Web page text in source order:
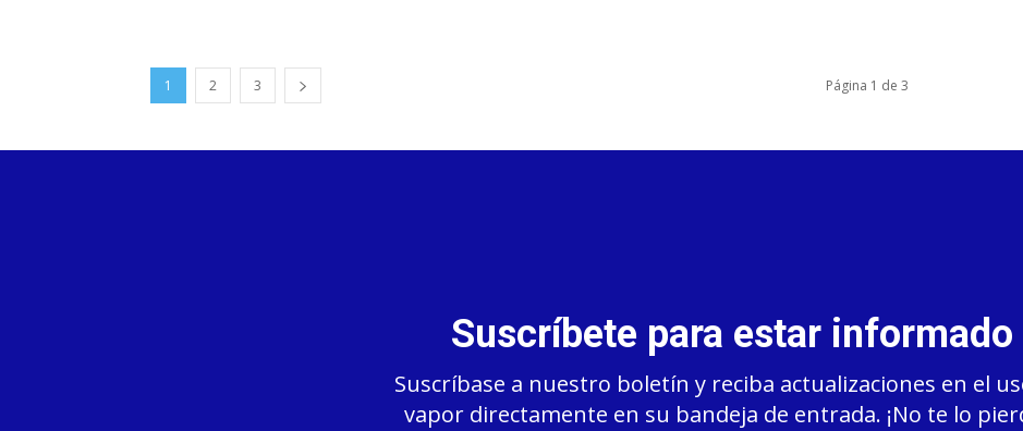
1 2 3 Página 1 de 3
Suscríbete para estar informado
Suscríbase a nuestro boletín y reciba actualizaciones en el
vapor directamente en su bandeja de entrada. ¡No te lo